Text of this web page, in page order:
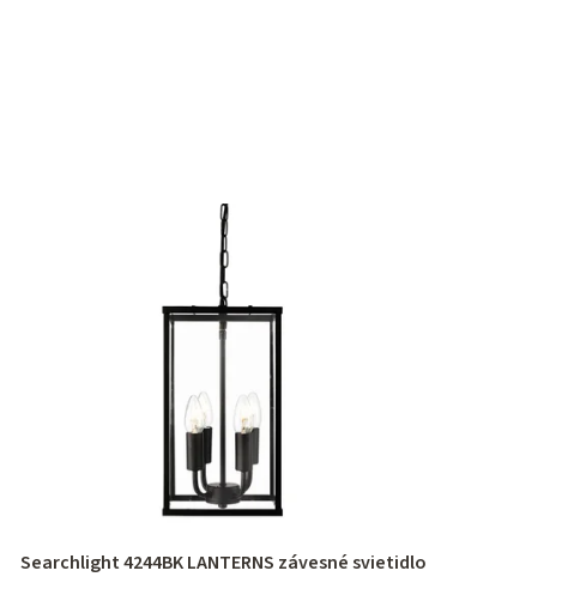
Searchlight 4244BK LANTERNS závesné svietidlo